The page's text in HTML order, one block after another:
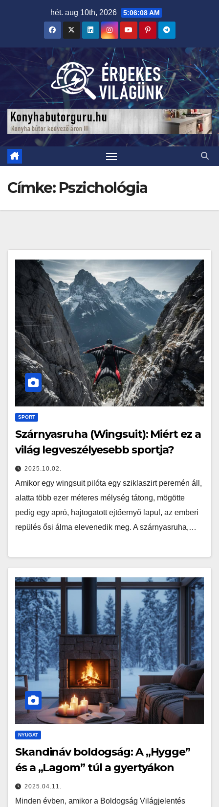
hét. aug 10th, 2026 5:06:09 AM
Címke: Pszichológia
SPORT
Szárnyasruha (Wingsuit): Miért ez a
világ legveszélyesebb sportja?
2025.10.02.
Amikor egy wingsuit pilóta egy sziklaszirt peremén áll,
alatta több ezer méteres mélység tátong, mögötte
pedig egy apró, hajtogatott ejtőernyő lapul, az emberi
repülés ősi álma elevenedik meg. A szárnyasruha,…
NYUGAT
Skandináv boldogság: A „Hygge”
és a „Lagom” túl a gyertyákon
2025.04.11.
Minden évben, amikor a Boldogság Világjelentés